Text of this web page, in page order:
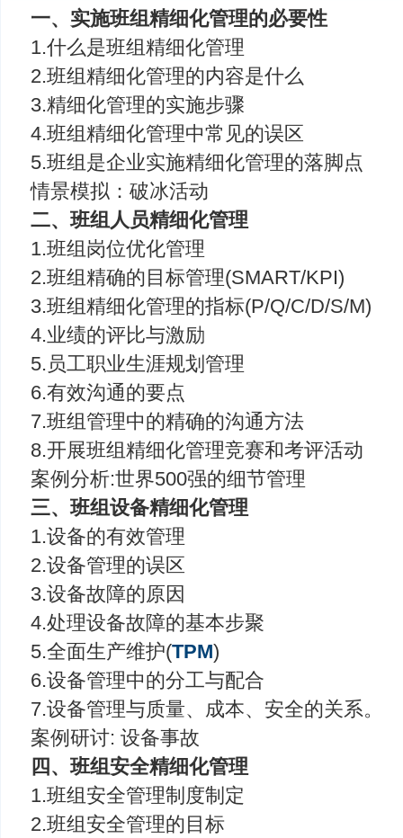
一、实施班组精细化管理的必要性
1.什么是班组精细化管理
2.班组精细化管理的内容是什么
3.精细化管理的实施步骤
4.班组精细化管理中常见的误区
5.班组是企业实施精细化管理的落脚点
情景模拟：破冰活动
二、班组人员精细化管理
1.班组岗位优化管理
2.班组精确的目标管理(SMART/KPI)
3.班组精细化管理的指标(P/Q/C/D/S/M)
4.业绩的评比与激励
5.员工职业生涯规划管理
6.有效沟通的要点
7.班组管理中的精确的沟通方法
8.开展班组精细化管理竞赛和考评活动
案例分析:世界500强的细节管理
三、班组设备精细化管理
1.设备的有效管理
2.设备管理的误区
3.设备故障的原因
4.处理设备故障的基本步聚
5.全面生产维护(TPM)
6.设备管理中的分工与配合
7.设备管理与质量、成本、安全的关系。
案例研讨: 设备事故
四、班组安全精细化管理
1.班组安全管理制度制定
2.班组安全管理的目标